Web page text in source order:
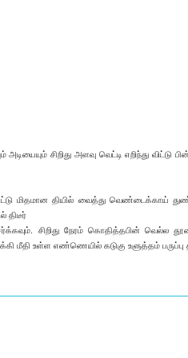
சிறிது அளவு வெட்டி எறிந்து விட்டு
மிதமான தியில் வைத்து வெண்டைக்காய்
திடீர்
சிறிது நேரம் கொதித்தபின் வெல்ல
மீதி உள்ள எண்ணெயில் கடுகு உளுத்தம் பருப்பு